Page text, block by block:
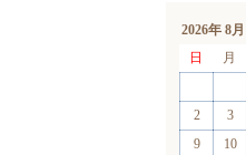
2026年 8月
日
月
2
3
9
10